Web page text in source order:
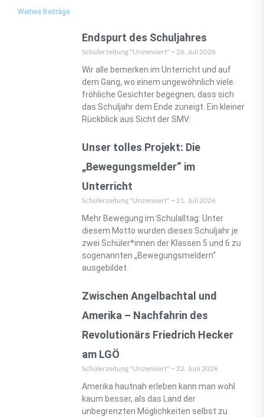
Weitere Beiträge
Endspurt des Schuljahres
Schülerzeitung "Unzensiert" 26. Juli 2026
Wir alle bemerken im Unterricht und auf
dem Gang, wo einem ungewöhnlich viele
fröhliche Gesichter begegnen, dass sich
das Schuljahr dem Ende zuneigt. Ein kleiner
Rückblick aus Sicht der SMV:
Unser tolles Projekt: Die
„Bewegungsmelder“ im
Unterricht
Schülerzeitung "Unzensiert" 21. Juli 2026
Mehr Bewegung im Schulalltag: Unter
diesem Motto wurden dieses Schuljahr je
zwei Schüler*innen der Klassen 5 und 6 zu
sogenannten „Bewegungsmeldern“
ausgebildet.
Zwischen Angelbachtal und
Amerika – Nachfahrin des
Revolutionärs Friedrich Hecker
am LGÖ
Schülerzeitung "Unzensiert" 22. Juni 2026
Amerika hautnah erleben kann man wohl
kaum besser, als das Land der
unbegrenzten Möglichkeiten selbst zu